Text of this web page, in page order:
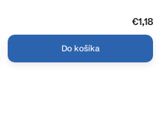
€1,18
Do košíka